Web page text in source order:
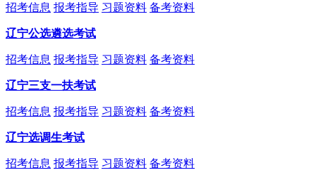
招考信息 报考指导 习题资料 备考资料
辽宁公选遴选考试
招考信息 报考指导 习题资料 备考资料
辽宁三支一扶考试
招考信息 报考指导 习题资料 备考资料
辽宁选调生考试
招考信息 报考指导 习题资料 备考资料